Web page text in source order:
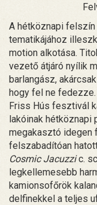
A hétköznapi
tematikájához
motion alkotása.
vezető átjáró nyílik
barlangász,
hogy fel ne
Friss Hús fesztivál
lakóinak hétköznapi
megakasztó idegen
felszabadítóan
Cosmic Jacuzzic.
legkellemesebb
kamionsofőrök
delfinekkel a teljes